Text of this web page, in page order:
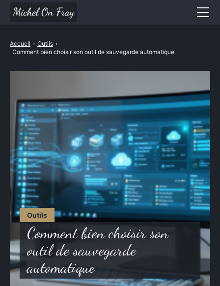
Outils
Comment bien choisir son
outil de sauvegarde
automatique
Accueil › Outils ›
Comment bien choisir son outil de sauvegarde automatique
Mode / Beauté
Sport
Maison et Jardin
Voyages
Cuisine
High-Tech
Outils
Auto-Moto